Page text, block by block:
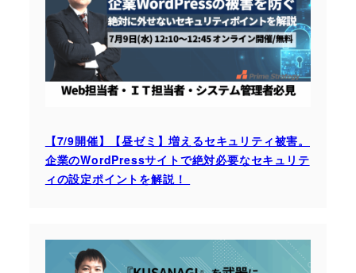
【7/9開催】【昼ゼミ】増えるセキュリティ被害。
企業のWordPressサイトで絶対必要なセキュリテ
ィの設定ポイントを解説！